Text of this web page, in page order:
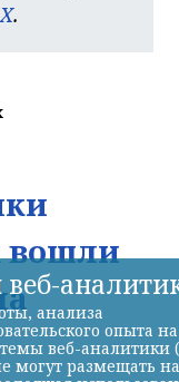
.
вошли
веб-
анализа
опыта на
веб-аналитики
могут размещать на